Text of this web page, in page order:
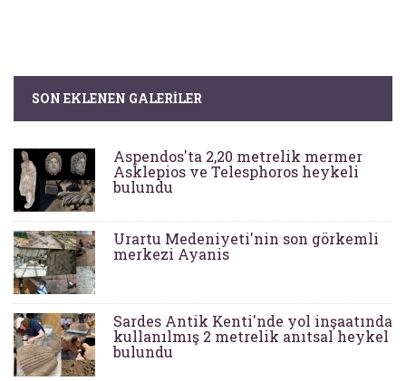
SON EKLENEN GALERILER
Aspendos'ta 2,20 metrelik mermer
Asklepios ve Telesphoros heykeli
bulundu
Urartu Medeniyeti'nin son görkemli
merkezi Ayanis
Sardes Antik Kenti'nde yol inşaatında
kullanılmış 2 metrelik anıtsal heykel
bulundu